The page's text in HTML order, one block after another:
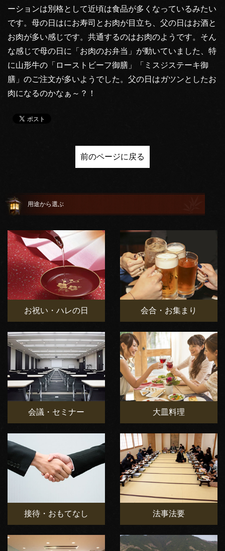
ーションは別格として近頃は食品が多くなっているみたい
です。母の日はにお寿司とお肉が目立ち、父の日はお酒と
お肉が多い感じです。共通するのはお肉のようです。そん
な感じで母の日に「お肉のお弁当」が動いていました、特
に山形牛の「ローストビーフ御膳」「ミスジステーキ御
膳」のご注文が多いようでした。父の日はガツンとしたお
肉になるのかなぁ～？！
前のページに戻る
用途から選ぶ
お祝い・ハレの日 会合・お集まり
会議・セミナー 大皿料理
接待・おもてなし 法事法要